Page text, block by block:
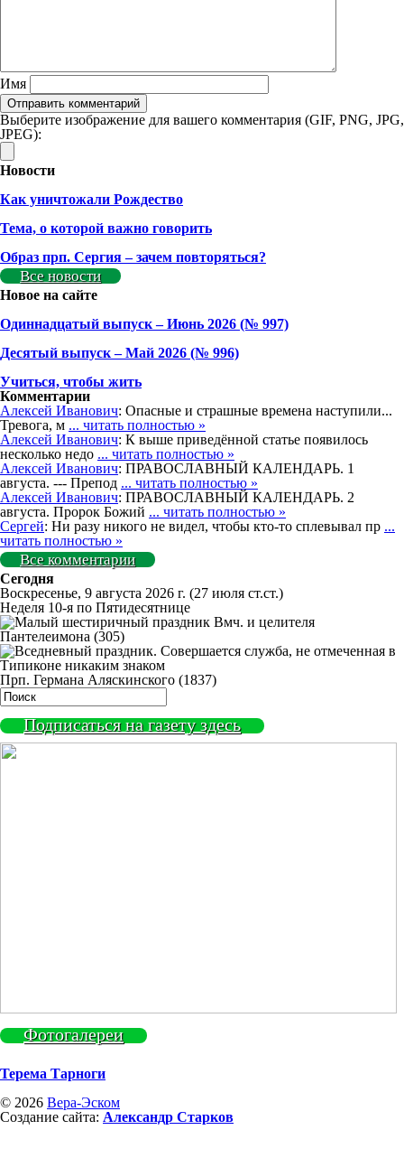
Имя
Выберите изображение для вашего комментария (GIF, PNG, JPG,
JPEG):
Новости
Как уничтожали Рождество
Тема, о которой важно говорить
Образ прп. Сергия – зачем повторяться?
Все новости
Новое на сайте
Одиннадцатый выпуск – Июнь 2026 (№ 997)
Деcятый выпуск – Май 2026 (№ 996)
Учиться, чтобы жить
Комментарии
Алексей Иванович: Опасные и страшные времена наступили...
Тревога, м ... читать полностью »
Алексей Иванович: К выше приведённой статье появилось
несколько недо ... читать полностью »
Алексей Иванович: ПРАВОСЛАВНЫЙ КАЛЕНДАРЬ. 1
августа. --- Препод ... читать полностью »
Алексей Иванович: ПРАВОСЛАВНЫЙ КАЛЕНДАРЬ. 2
августа. Пророк Божий ... читать полностью »
Сергей: Ни разу никого не видел, чтобы кто-то сплевывал пр ...
читать полностью »
Все комментарии
Сегодня
Воскресенье, 9 августа 2026 г. (27 июля ст.ст.)
Неделя 10-я по Пятидесятнице
Вмч. и целителя
Пантелеимона (305)
Прп. Германа Аляскинского (1837)
Подписаться на газету здесь
Фотогалереи
Терема Тарноги
© 2026 Вера-Эском
Создание сайта: Александр Старков